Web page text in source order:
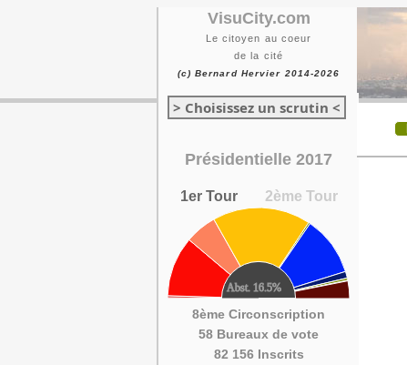
VisuCity.com
Le citoyen au coeur
de la cité
(c) Bernard Hervier 2014-2026
> Choisissez un scrutin <
Présidentielle 2017
1er Tour 2ème Tour
8ème Circonscription
58 Bureaux de vote
82 156 Inscrits